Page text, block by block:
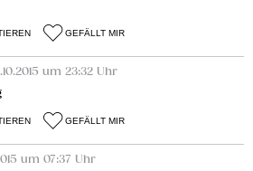
GEFÄLLT MIR
um 23:32 Uhr
GEFÄLLT MIR
um 07:37 Uhr